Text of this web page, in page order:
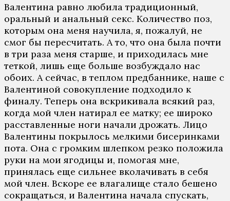
Валентина равно любила традиционный,
оральный и анальный секс. Количество поз,
которым она меня научила, я, пожалуй, не
смог бы пересчитать. А то, что она была почти
в три раза меня старше, и приходилась мне
теткой, лишь еще больше возбуждало нас
обоих. А сейчас, в теплом предбаннике, наше с
Валентиной совокупление подходило к
финалу. Теперь она вскрикивала всякий раз,
когда мой член натирал ее матку; ее широко
расставленные ноги начали дрожать. Лицо
Валентины покрылось мелкими бисеринками
пота. Она с громким шлепком резко положила
руки на мои ягодицы и, помогая мне,
принялась еще сильнее вколачивать в себя
мой член. Вскоре ее влагалище стало бешено
сокращаться, и Валентина начала спускать,